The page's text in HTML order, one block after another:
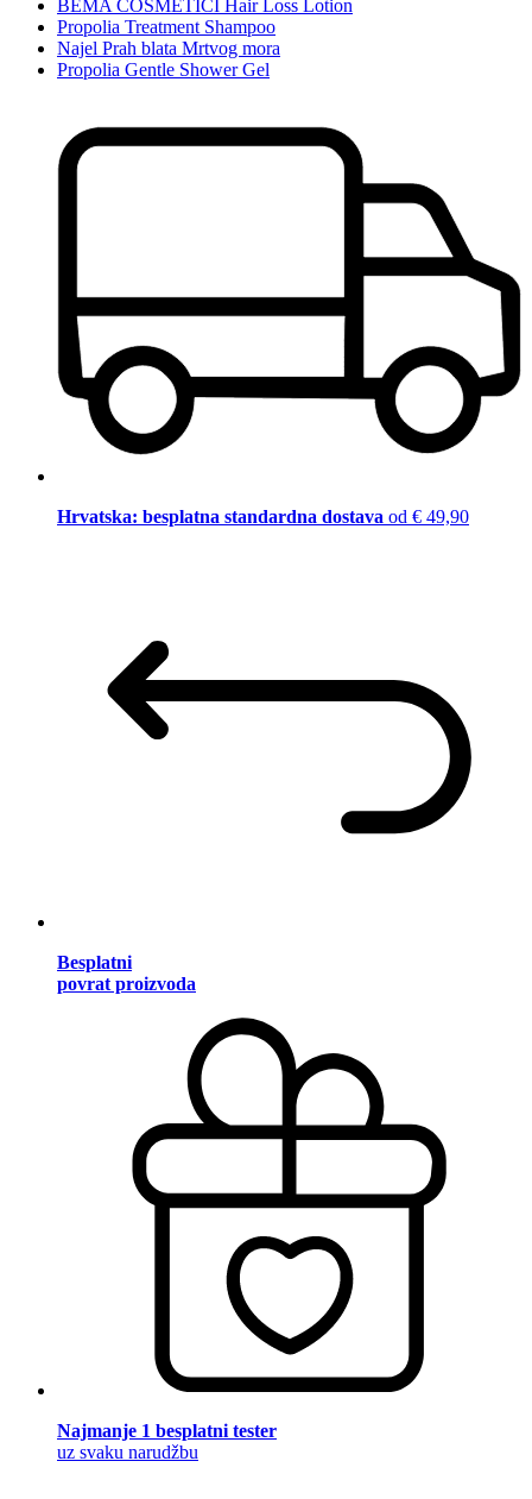
BEMA COSMETICI Hair Loss Lotion
Propolia Treatment Shampoo
Najel Prah blata Mrtvog mora
Propolia Gentle Shower Gel
Hrvatska: besplatna standardna dostava od € 49,90
Besplatni
povrat proizvoda
Najmanje 1 besplatni tester
uz svaku narudžbu